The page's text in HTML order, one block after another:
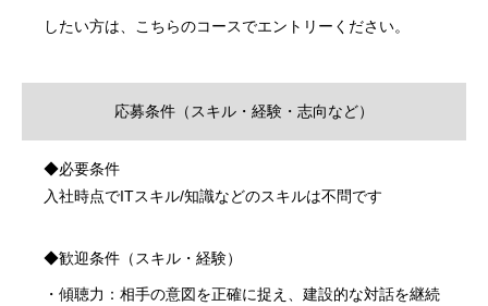
したい方は、こちらのコースでエントリーください。
応募条件（スキル・経験・志向など）
◆必要条件
入社時点でITスキル/知識などのスキルは不問です
◆歓迎条件（スキル・経験）
・傾聴力：相手の意図を正確に捉え、建設的な対話を継続